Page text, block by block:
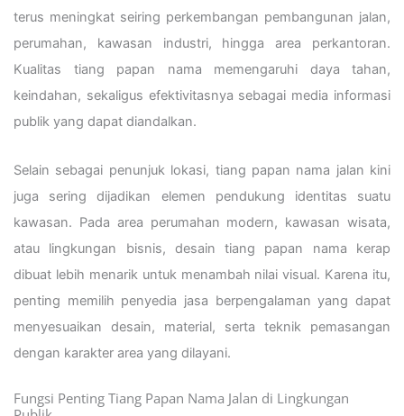
terus meningkat seiring perkembangan pembangunan jalan,
perumahan, kawasan industri, hingga area perkantoran.
Kualitas tiang papan nama memengaruhi daya tahan,
keindahan, sekaligus efektivitasnya sebagai media informasi
publik yang dapat diandalkan.
Selain sebagai penunjuk lokasi, tiang papan nama jalan kini
juga sering dijadikan elemen pendukung identitas suatu
kawasan. Pada area perumahan modern, kawasan wisata,
atau lingkungan bisnis, desain tiang papan nama kerap
dibuat lebih menarik untuk menambah nilai visual. Karena itu,
penting memilih penyedia jasa berpengalaman yang dapat
menyesuaikan desain, material, serta teknik pemasangan
dengan karakter area yang dilayani.
Fungsi Penting Tiang Papan Nama Jalan di Lingkungan